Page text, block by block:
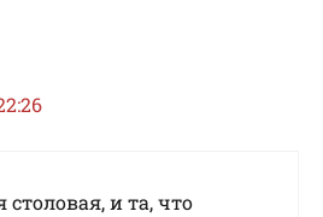
и тa, чтo